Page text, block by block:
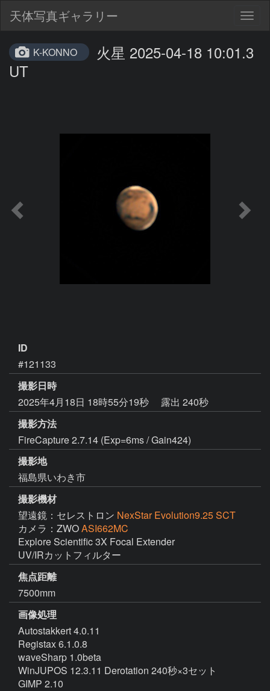
天体写真ギャラリー
K-KONNO
火星 2025-04-18 10:01.3
UT
ID
#121133
撮影日時
2025年4月18日 18時55分19秒
露出 240秒
撮影方法
FireCapture 2.7.14 (Exp=6ms / Gain424)
撮影地
福島県いわき市
撮影機材
望遠鏡：セレストロン NexStar Evolution9.25 SCT
カメラ：ZWOASI662MC
Explore Scientific 3X Focal Extender
UV/IRカットフィルター
焦点距離
7500mm
画像処理
Autostakkert 4.0.11
Registax 6.1.0.8
waveSharp 1.0beta
WinJUPOS 12.3.11 Derotation 240秒×3セット
GIMP 2.10